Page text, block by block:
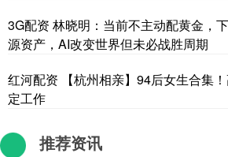
3G配资 林晓明：当前不主动配黄金，
源资产，AI改变世界但未必战胜周期
红河配资 【杭州相亲】94后女生合集
定工作
推荐资讯